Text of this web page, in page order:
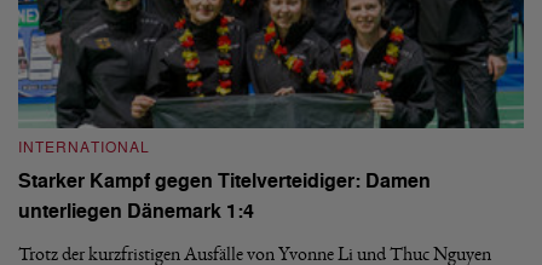
INTERNATIONAL
Starker Kampf gegen Titelverteidiger: Damen
unterliegen Dänemark 1:4
Trotz der kurzfristigen Ausfälle von Yvonne Li und Thuc Nguyen